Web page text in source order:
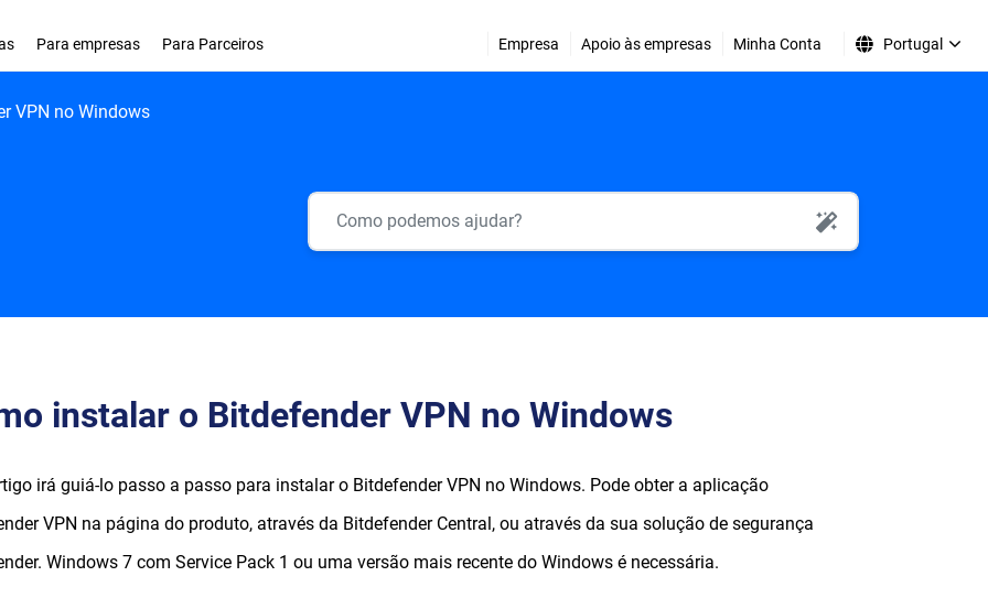
Para empresas Para Parceiros Empresa Apoio às empresas Minha Conta Portugal
VPN no Windows
instalar o Bitdefender VPN no Windows
irá guiá-lo passo a passo para instalar o Bitdefender VPN no Windows. Pode obter a aplicação
VPN na página do produto, através da Bitdefender Central, ou através da sua solução de segurança
Windows 7 com Service Pack 1 ou uma versão mais recente do Windows é necessária.